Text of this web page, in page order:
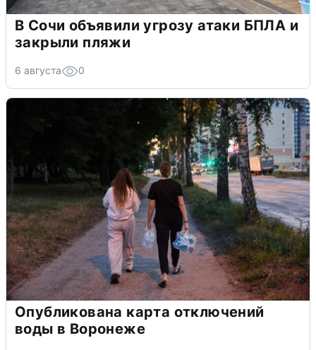
В Сочи объявили угрозу атаки БПЛА и
закрыли пляжи
6 августа 0
Опубликована карта отключений
воды в Воронеже